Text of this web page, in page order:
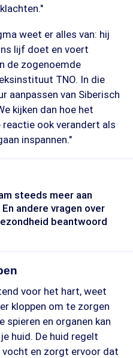
weet er alles van: hij
lijf doet en voert
de zogenoemde
TNO. In die
aanpassen van Siberisch
kijken dan hoe het
ook verandert als
inspannen."
steeds meer aan
andere vragen over
beantwoord
voor het hart, weet
kloppen om te zorgen
spieren en organen kan
huid. De huid regelt
vocht en zorgt ervoor dat